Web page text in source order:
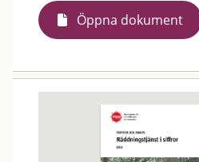
Öppna dokument